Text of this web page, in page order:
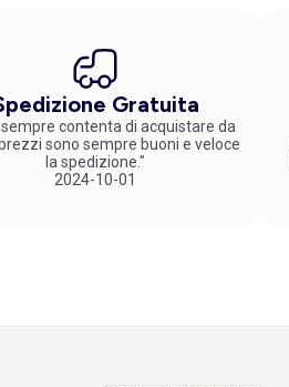
Gratuita
contenta di acquistare da
sono sempre buoni e veloce
la spedizione."
2024-10-01